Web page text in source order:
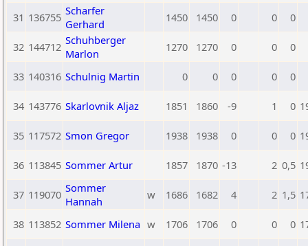
31 136755 Scharfer
Gerhard
1450 1450 0 0 0
32 144712 Schuhberger
Marlon
1270 1270 0 0 0
33 140316 Schulnig Martin 0 0 0 0 0
34 143776 Skarlovnik Aljaz 1851 1860 -9 1 0
35 117572 Smon Gregor 1938 1938 0 0 0
36 113845 Sommer Artur 1857 1870 -13 2 0,5
37 119070 Sommer
Hannah
w 1686 1682 4 2 1,5
38 113852 Sommer Milena w 1706 1706 0 0 0